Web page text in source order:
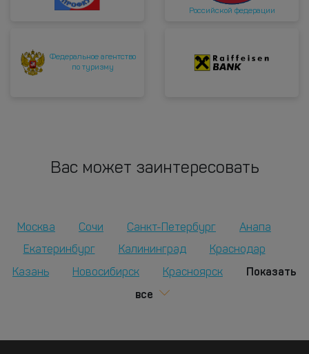
Российской федерации
Федеральное агентство
по туризму
Вас может заинтересовать
Москва Сочи Санкт-Петербург
Анапа
Екатеринбург
Калининград Краснодар
Казань Новосибирск Красноярск
Показать
все